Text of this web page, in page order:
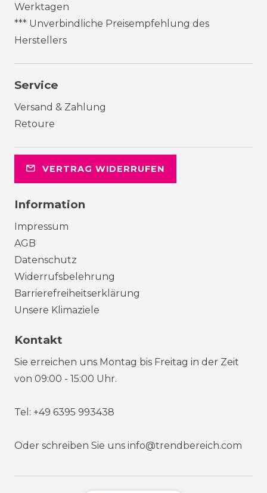
Werktagen
*** Unverbindliche Preisempfehlung des
Herstellers
Service
Versand & Zahlung
Retoure
VERTRAG WIDERRUFEN
Information
Impressum
AGB
Datenschutz
Widerrufsbelehrung
Barrierefreiheitserklärung
Unsere Klimaziele
Kontakt
Sie erreichen uns Montag bis Freitag in der Zeit
von 09:00 - 15:00 Uhr.
Tel: +49 6395 993438
Oder schreiben Sie uns info@trendbereich.com